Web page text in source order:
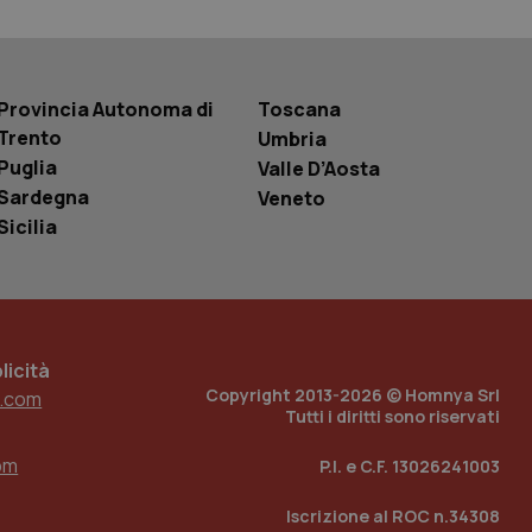
Autonoma di
Toscana
Umbria
Valle D’Aosta
Veneto
Copyright 2013-2026 © Homnya Srl
Tutti i diritti sono riservati
P.I. e C.F. 13026241003
Iscrizione al ROC n.34308
con identity